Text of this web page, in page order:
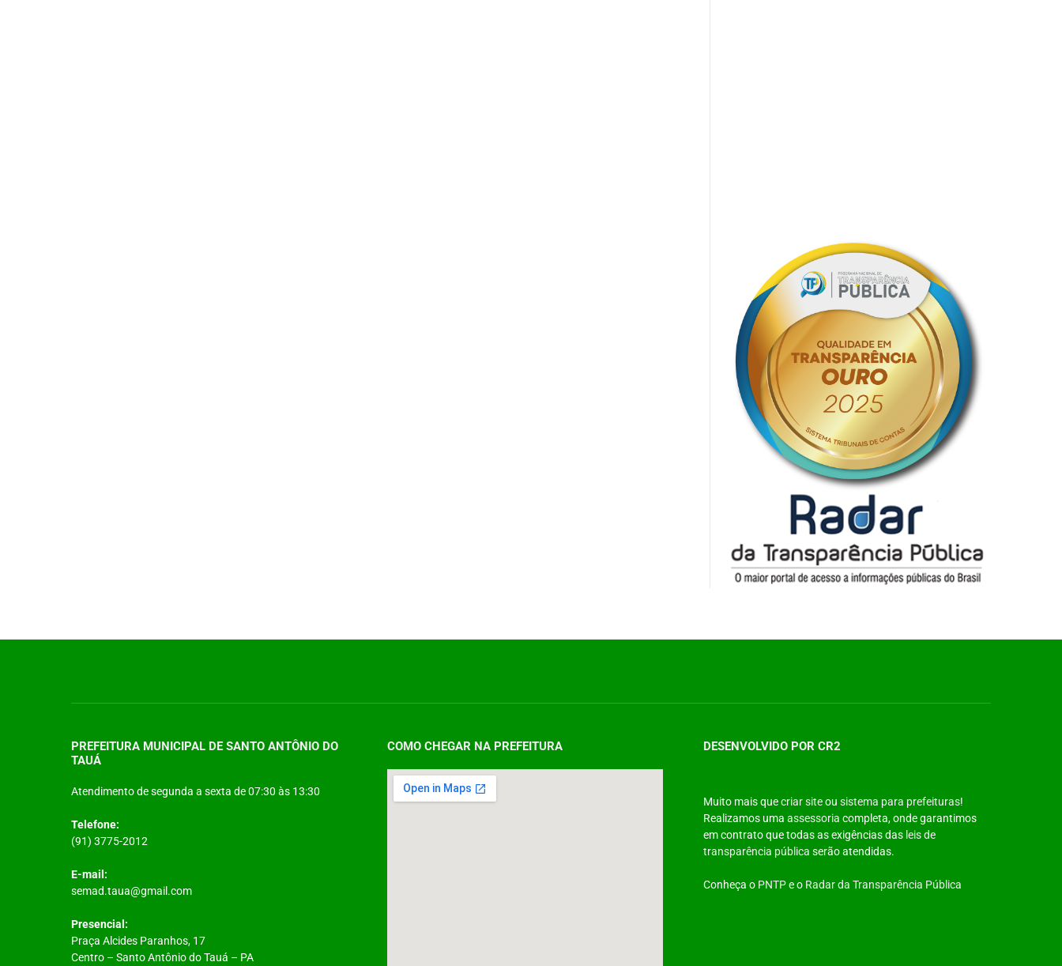
PREFEITURA MUNICIPAL DE SANTO ANTÔNIO DO
TAUÁ
Atendimento de segunda a sexta de 07:30 às 13:30
Telefone:
(91) 3775-2012
E-mail:
semad.taua@gmail.com
Presencial:
Praça Alcides Paranhos, 17
Centro – Santo Antônio do Tauá – PA
COMO CHEGAR NA PREFEITURA DESENVOLVIDO POR CR2
Muito mais quecriar siteou sistema para prefeituras!
Realizamos uma assessoria completa, onde garantimos
em contrato que todas as exigências das leis de
transparência pública serão atendidas.
Conheça o PNTPe o Radar da Transparência Pública